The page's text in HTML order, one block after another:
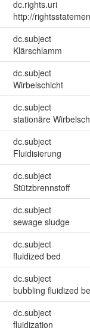
dc.rights.uri
http://
dc.subject
Klärschlamm
dc.subject
Wirbelschicht
dc.subject
stationäre
dc.subject
Fluidisierung
dc.subject
Stützbrennstoff
dc.subject
sewage sludge
dc.subject
fluidized bed
dc.subject
bubbling fluidized
dc.subject
fluidization